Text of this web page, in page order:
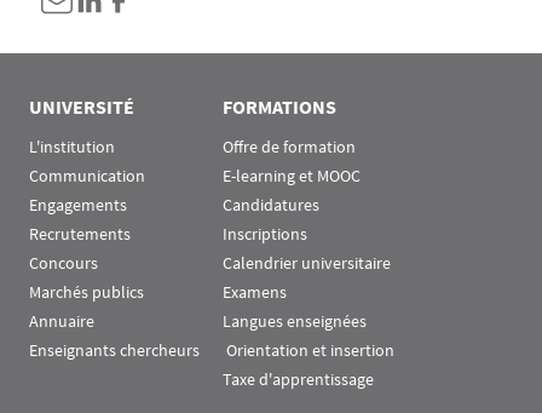
UNIVERSITÉ
L'institution
Communication
Engagements
Recrutements
Concours
Marchés publics
Annuaire
Enseignants chercheurs
FORMATIONS
Offre de formation
E-learning et MOOC
Candidatures
Inscriptions
Calendrier universitaire
Examens
Langues enseignées
Orientation et insertion
Taxe d'apprentissage